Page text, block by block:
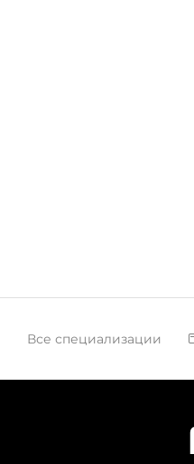
Все специализации